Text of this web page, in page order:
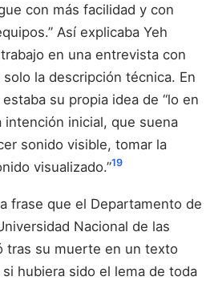
con más facilidad y con
Así explicaba Yeh
en una entrevista con
solo la descripción técnica. En
su propia idea de “lo en
intención inicial, que suena
sonido visible, tomar la
visualizado.”19
frase que el Departamento de
Nacional de las
tras su muerte en un texto
hubiera sido el lema de toda